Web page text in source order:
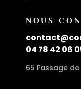
NOUS
04 78 42 06
65 Passage de